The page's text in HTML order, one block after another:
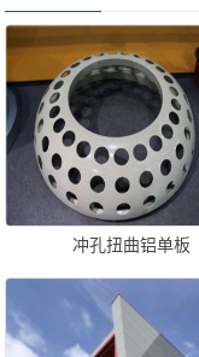
冲孔扭曲铝单板